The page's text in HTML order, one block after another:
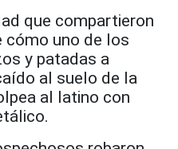
que compartieron
cómo uno de los
y patadas a
al suelo de la
al latino con